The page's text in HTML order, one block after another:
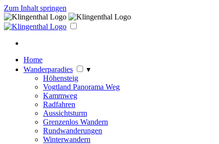
Zum Inhalt springen
Home
Wanderparadies
▾
Höhensteig
Vogtland Panorama Weg
Kammweg
Radfahren
Aussichtsturm
Grenzenlos Wandern
Rundwanderungen
Winterwandern